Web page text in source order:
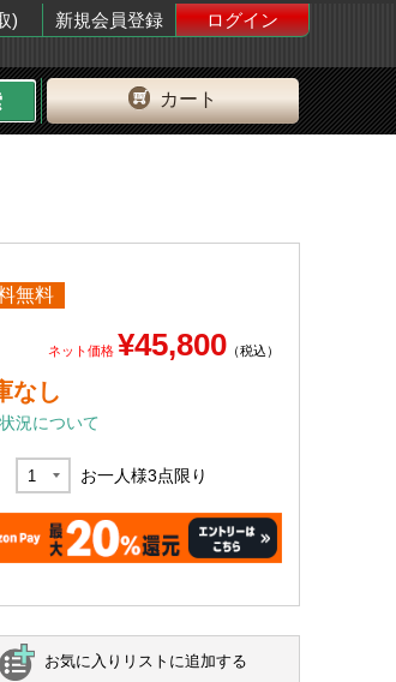
) 新規会員登録
ログイン
カート
無料
ネット価格 ¥45,800 （税込）
なし
況について
お一人様3点限り
お気に入りリストに追加する